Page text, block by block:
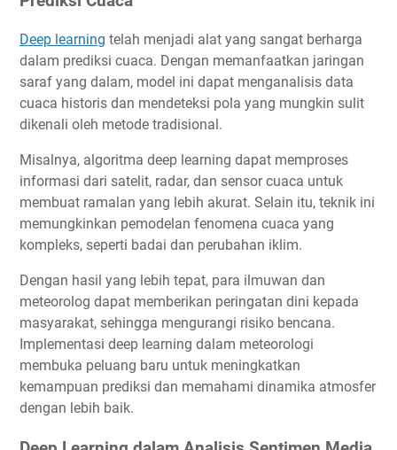
Deep learning telah menjadi alat yang sangat berharga
dalam prediksi cuaca. Dengan memanfaatkan jaringan
saraf yang dalam, model ini dapat menganalisis data
cuaca historis dan mendeteksi pola yang mungkin sulit
dikenali oleh metode tradisional.
Misalnya, algoritma deep learning dapat memproses
informasi dari satelit, radar, dan sensor cuaca untuk
membuat ramalan yang lebih akurat. Selain itu, teknik ini
memungkinkan pemodelan fenomena cuaca yang
kompleks, seperti badai dan perubahan iklim.
Dengan hasil yang lebih tepat, para ilmuwan dan
meteorolog dapat memberikan peringatan dini kepada
masyarakat, sehingga mengurangi risiko bencana.
Implementasi deep learning dalam meteorologi
membuka peluang baru untuk meningkatkan
kemampuan prediksi dan memahami dinamika atmosfer
dengan lebih baik.